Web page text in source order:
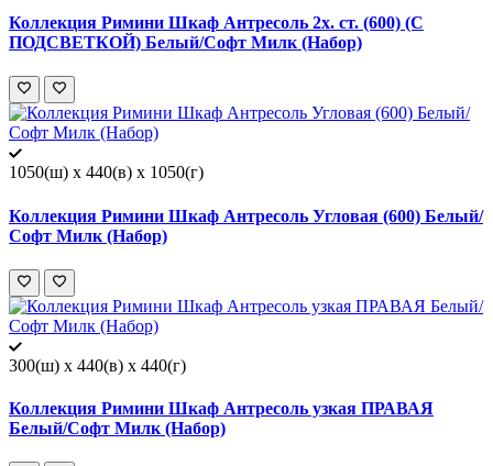
Коллекция Римини Шкаф Антресоль 2х. ст. (600) (С
ПОДСВЕТКОЙ) Белый/Софт Милк (Набор)
1050(ш) x 440(в) x 1050(г)
Коллекция Римини Шкаф Антресоль Угловая (600) Белый/
Софт Милк (Набор)
300(ш) x 440(в) x 440(г)
Коллекция Римини Шкаф Антресоль узкая ПРАВАЯ
Белый/Софт Милк (Набор)